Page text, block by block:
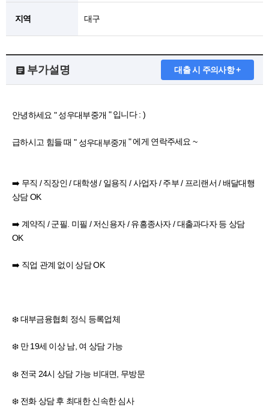
지역 대구
부가설명 대출 시 주의사항 +
안녕하세요 "성우대부중개 " 입니다 : )
급하시고 힘들 때 " 성우대부중개 " 에게 연락주세요 ~
➡️ 무직 / 직장인 / 대학생 / 일용직 / 사업자 / 주부 / 프리랜서 / 배달대행
상담 OK
➡️ 계약직 / 군필. 미필 / 저신용자 / 유흥종사자 / 대출과다자 등 상담
OK
➡️ 직업 관계 없이 상담 OK
❄️ 대부금융협회 정식 등록업체
❄️ 만 19세 이상 남, 여 상담 가능
❄️ 전국 24시 상담 가능 비대면, 무방문
❄️ 전화 상담 후 최대한 신속한 심사